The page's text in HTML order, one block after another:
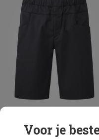
L XL XXL
Voor je